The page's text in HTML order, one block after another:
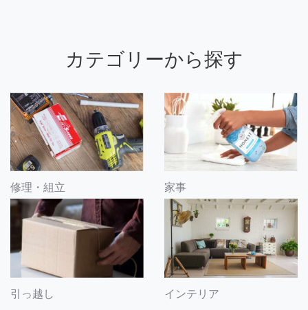
カテゴリーから探す
修理・組立 家事
引っ越し インテリア